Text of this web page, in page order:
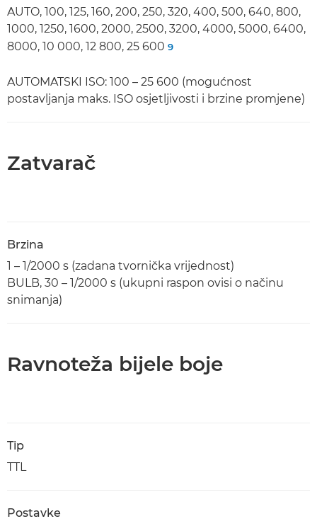
AUTO, 100, 125, 160, 200, 250, 320, 400, 500, 640, 800,
1000, 1250, 1600, 2000, 2500, 3200, 4000, 5000, 6400,
8000, 10 000, 12 800, 25 600 9
AUTOMATSKI ISO: 100 – 25 600 (mogućnost
postavljanja maks. ISO osjetljivosti i brzine promjene)
Zatvarač
Brzina
1 – 1/2000 s (zadana tvornička vrijednost)
BULB, 30 – 1/2000 s (ukupni raspon ovisi o načinu
snimanja)
Ravnoteža bijele boje
Tip
TTL
Postavke